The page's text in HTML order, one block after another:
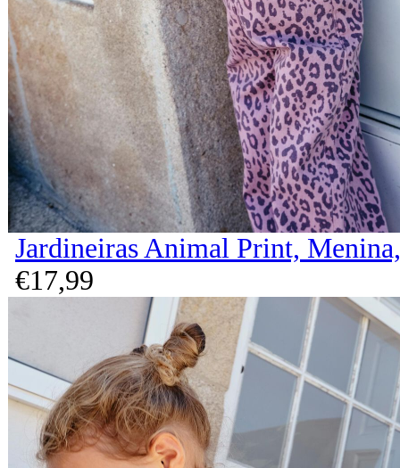
Jardineiras Animal Print,
€17,99